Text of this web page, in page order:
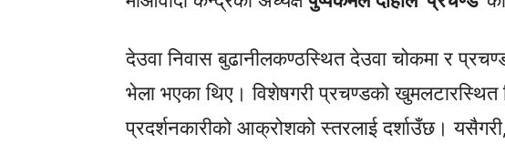
देउवा निवास बुढानीलकण्ठस्थित देउवा चोकमा र
भेला भएका थिए। विशेषगरी प्रचण्डको खुमलटारस्थित
प्रदर्शनकारीको आक्रोशको स्तरलाई दर्शाउँछ।